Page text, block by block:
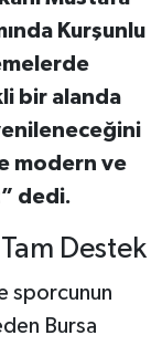
Kurşunlu
bir alanda
modern ve
dedi.
Destek
sporcunun
Bursa